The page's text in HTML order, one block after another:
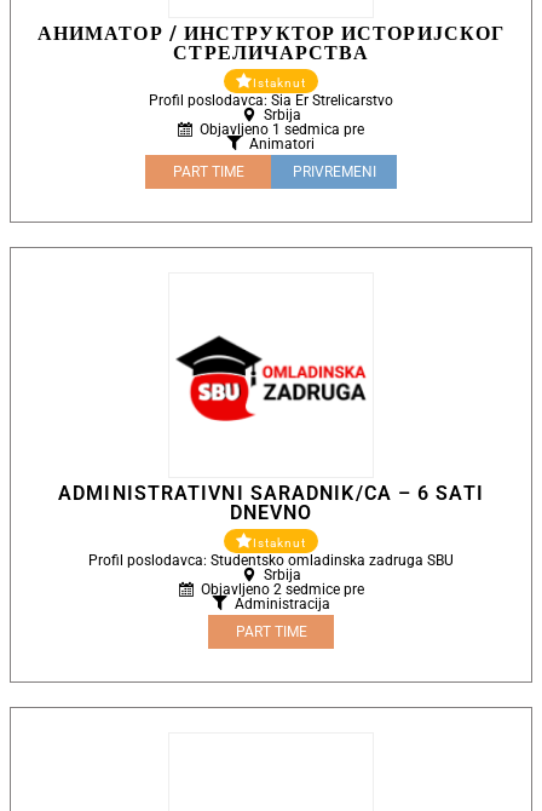
АНИМАТОР / ИНСТРУКТОР ИСТОРИЈСКОГ
СТРЕЛИЧАРСТВА
Istaknut
Profil poslodavca: Sia Er Strelicarstvo
Srbija
Objavljeno 1 sedmica pre
Animatori
PART TIME
PRIVREMENI
ADMINISTRATIVNI SARADNIK/CA – 6 SATI
DNEVNO
Istaknut
Profil poslodavca: Studentsko omladinska zadruga SBU
Srbija
Objavljeno 2 sedmice pre
Administracija
PART TIME